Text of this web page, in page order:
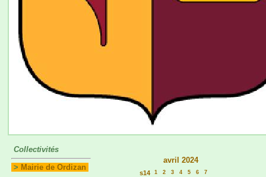
Collectivités
> Mairie de Ordizan
avril 2024
s14 1 2 3 4 5 6 7